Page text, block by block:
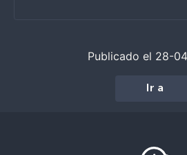
Publicado el 28-
Ir a